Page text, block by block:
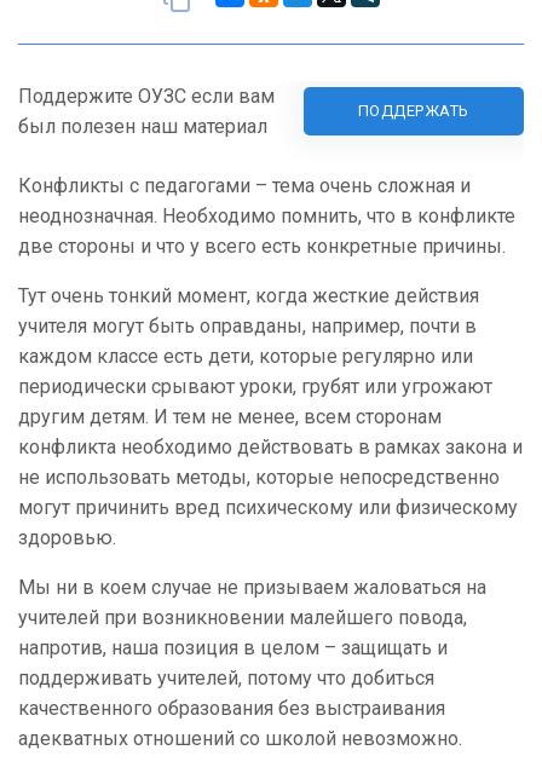
Поддержите ОУЗС если вам
был полезен наш материал
ПОДДЕРЖАТЬ
Конфликты с педагогами – тема очень сложная и
неоднозначная. Необходимо помнить, что в конфликте
две стороны и что у всего есть конкретные причины.
Тут очень тонкий момент, когда жесткие действия
учителя могут быть оправданы, например, почти в
каждом классе есть дети, которые регулярно или
периодически срывают уроки, грубят или угрожают
другим детям. И тем не менее, всем сторонам
конфликта необходимо действовать в рамках закона и
не использовать методы, которые непосредственно
могут причинить вред психическому или физическому
здоровью.
Мы ни в коем случае не призываем жаловаться на
учителей при возникновении малейшего повода,
напротив, наша позиция в целом – защищать и
поддерживать учителей, потому что добиться
качественного образования без выстраивания
адекватных отношений со школой невозможно.